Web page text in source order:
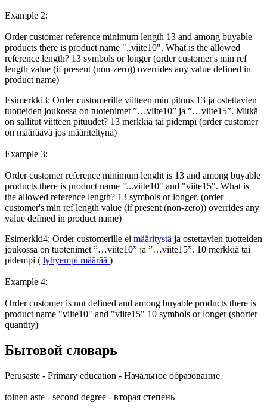
Example 2:
Order customer reference minimum length 13 and among buyable
products there is product name "..viite10". What is the allowed
reference length? 13 symbols or longer (order customer's min ref
length value (if present (non-zero)) overrides any value defined in
product name)
Esimerkki3: Order customerille viitteen min pituus 13 ja ostettavien
tuotteiden joukossa on tuotenimet ”…viite10” ja ”…viite15”. Mitkä
on sallitut viitteen pituudet? 13 merkkiä tai pidempi (order customer
on määräävä jos määriteltynä)
Example 3:
Order customer reference minimum lenght is 13 and among buyable
products there is product name "...viite10" and "viite15". What is
the allowed reference length? 13 symbols or longer. (order
customer's min ref length value (if present (non-zero)) overrides any
value defined in product name)
Esimerkki4: Order customerille ei määritystä ja ostettavien tuotteiden
joukossa on tuotenimet ”…viite10” ja ”…viite15”. 10 merkkiä tai
pidempi ( lyhyempi määrää )
Example 4:
Order customer is not defined and among buyable products there is
product name "viite10" and "viite15" 10 symbols or longer (shorter
quantity)
Бытовой словарь
Perusaste - Primary education - Начальное образование
toinen aste - second degree - вторая степень